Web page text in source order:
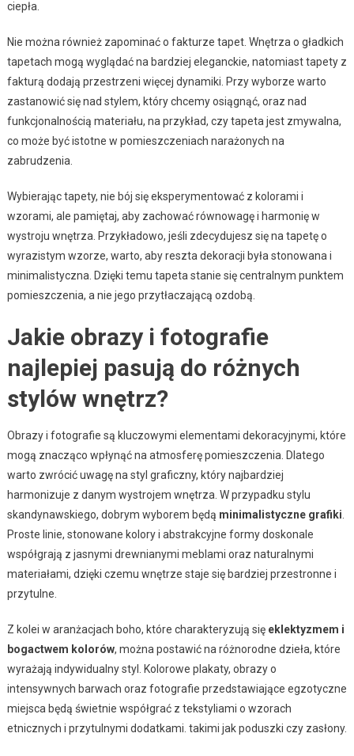
ciepła.
Nie można również zapominać o fakturze tapet. Wnętrza o gładkich
tapetach mogą wyglądać na bardziej eleganckie, natomiast tapety z
fakturą dodają przestrzeni więcej dynamiki. Przy wyborze warto
zastanowić się nad stylem, który chcemy osiągnąć, oraz nad
funkcjonalnością materiału, na przykład, czy tapeta jest zmywalna,
co może być istotne w pomieszczeniach narażonych na
zabrudzenia.
Wybierając tapety, nie bój się eksperymentować z kolorami i
wzorami, ale pamiętaj, aby zachować równowagę i harmonię w
wystroju wnętrza. Przykładowo, jeśli zdecydujesz się na tapetę o
wyrazistym wzorze, warto, aby reszta dekoracji była stonowana i
minimalistyczna. Dzięki temu tapeta stanie się centralnym punktem
pomieszczenia, a nie jego przytłaczającą ozdobą.
Jakie obrazy i fotografie
najlepiej pasują do różnych
stylów wnętrz?
Obrazy i fotografie są kluczowymi elementami dekoracyjnymi, które
mogą znacząco wpłynąć na atmosferę pomieszczenia. Dlatego
warto zwrócić uwagę na styl graficzny, który najbardziej
harmonizuje z danym wystrojem wnętrza. W przypadku stylu
skandynawskiego, dobrym wyborem będą minimalistyczne grafiki
Proste linie, stonowane kolory i abstrakcyjne formy doskonale
współgrają z jasnymi drewnianymi meblami oraz naturalnymi
materiałami, dzięki czemu wnętrze staje się bardziej przestronne i
przytulne.
Z kolei w aranżacjach boho, które charakteryzują się eklektyzmem i
bogactwem kolorów, można postawić na różnorodne dzieła, które
wyrażają indywidualny styl. Kolorowe plakaty, obrazy o
intensywnych barwach oraz fotografie przedstawiające egzotyczne
miejsca będą świetnie współgrać z tekstyliami o wzorach
etnicznych i przytulnymi dodatkami. takimi jak poduszki czy zasłony.